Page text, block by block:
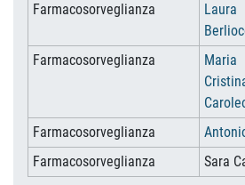
Farmacosorveglianza
Laura
Farmacosorveglianza
Maria
Farmacosorveglianza
Farmacosorveglianza
Sara